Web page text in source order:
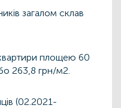
загалом склав
квартири площею 60
263,8 грн/м2.
(02.2021-